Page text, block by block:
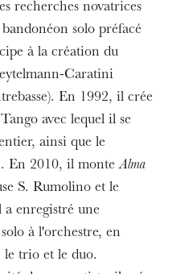
recherches novatrices
solo préfacé
à la création du
Caratini
En 1992, il crée
avec lequel il se
ainsi que le
En 2010, il monteAlma
S. Rumolino et le
a enregistré une
à l'orchestre, en
le trio et le duo.